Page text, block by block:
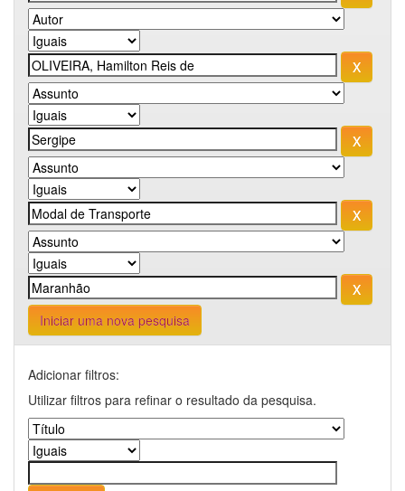
Iniciar uma nova pesquisa
Adicionar filtros:
Utilizar filtros para refinar o resultado da pesquisa.